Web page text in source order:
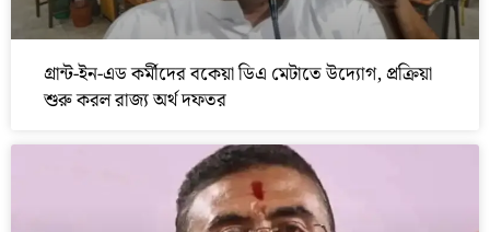
গ্রান্ট-ইন-এড কর্মীদের বকেয়া ডিএ মেটাতে উদ্যোগ, প্রক্রিয়া
শুরু করল রাজ্য অর্থ দফতর